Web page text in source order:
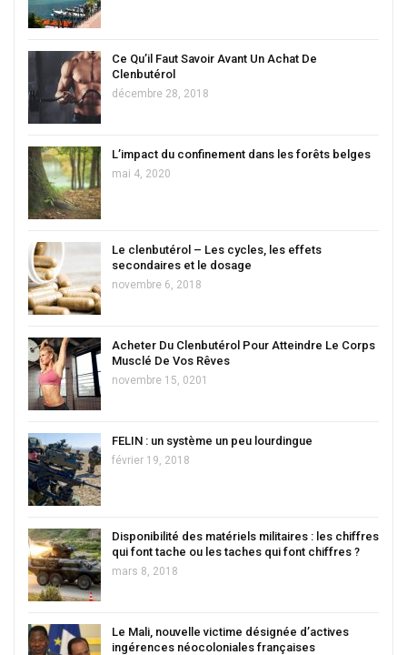
Ce Qu’il Faut Savoir Avant Un Achat De
Clenbutérol
décembre 28, 2018
L’impact du confinement dans les forêts belges
mai 4, 2020
Le clenbutérol – Les cycles, les effets
secondaires et le dosage
novembre 6, 2018
Acheter Du Clenbutérol Pour Atteindre Le Corps
Musclé De Vos Rêves
novembre 15, 0201
FELIN : un système un peu lourdingue
février 19, 2018
Disponibilité des matériels militaires : les chiffres
qui font tache ou les taches qui font chiffres ?
mars 8, 2018
Le Mali, nouvelle victime désignée d’actives
ingérences néocoloniales françaises